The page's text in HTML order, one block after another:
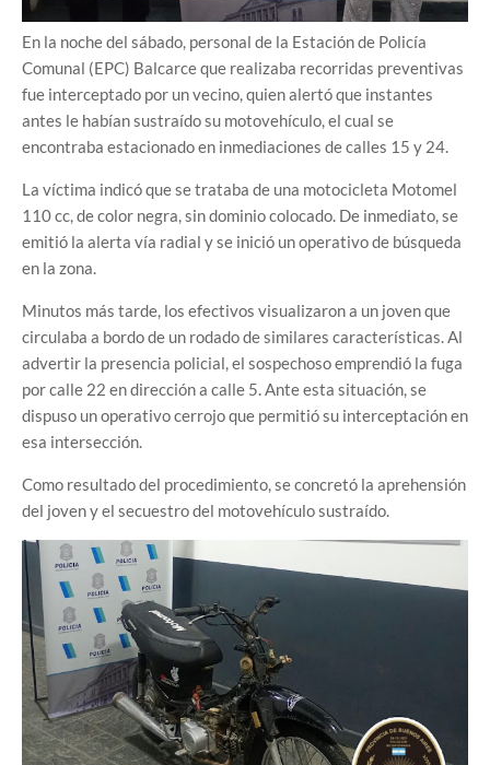
En la noche del sábado, personal de la Estación de Policía
Comunal (EPC) Balcarce que realizaba recorridas preventivas
fue interceptado por un vecino, quien alertó que instantes
antes le habían sustraído su motovehículo, el cual se
encontraba estacionado en inmediaciones de calles 15 y 24.
La víctima indicó que se trataba de una motocicleta Motomel
110 cc, de color negra, sin dominio colocado. De inmediato, se
emitió la alerta vía radial y se inició un operativo de búsqueda
en la zona.
Minutos más tarde, los efectivos visualizaron a un joven que
circulaba a bordo de un rodado de similares características. Al
advertir la presencia policial, el sospechoso emprendió la fuga
por calle 22 en dirección a calle 5. Ante esta situación, se
dispuso un operativo cerrojo que permitió su interceptación en
esa intersección.
Como resultado del procedimiento, se concretó la aprehensión
del joven y el secuestro del motovehículo sustraído.